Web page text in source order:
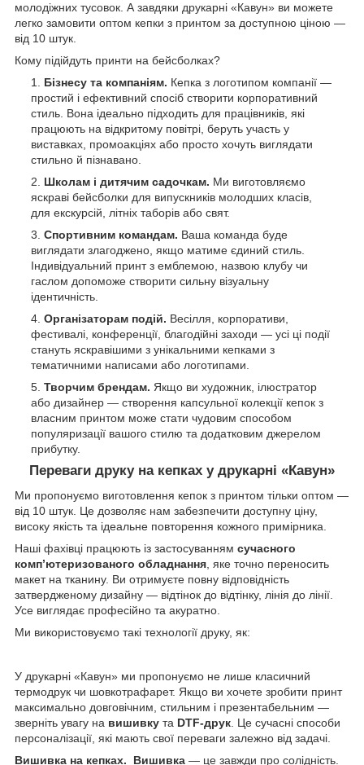
молодіжних тусовок. А завдяки друкарні «Кавун» ви можете
легко замовити оптом кепки з принтом за доступною ціною —
від 10 штук.
Кому підійдуть принти на бейсболках?
Бізнесу та компаніям. Кепка з логотипом компанії —
простий і ефективний спосіб створити корпоративний
стиль. Вона ідеально підходить для працівників, які
працюють на відкритому повітрі, беруть участь у
виставках, промоакціях або просто хочуть виглядати
стильно й пізнавано.
Школам і дитячим садочкам. Ми виготовляємо
яскраві бейсболки для випускників молодших класів,
для екскурсій, літніх таборів або свят.
Спортивним командам. Ваша команда буде
виглядати злагоджено, якщо матиме єдиний стиль.
Індивідуальний принт з емблемою, назвою клубу чи
гаслом допоможе створити сильну візуальну
ідентичність.
Організаторам подій. Весілля, корпоративи,
фестивалі, конференції, благодійні заходи — усі ці події
стануть яскравішими з унікальними кепками з
тематичними написами або логотипами.
Творчим брендам. Якщо ви художник, ілюстратор
або дизайнер — створення капсульної колекції кепок з
власним принтом може стати чудовим способом
популяризації вашого стилю та додатковим джерелом
прибутку.
Переваги друку на кепках у друкарні «Кавун»
Ми пропонуємо виготовлення кепок з принтом тільки оптом —
від 10 штук. Це дозволяє нам забезпечити доступну ціну,
високу якість та ідеальне повторення кожного примірника.
Наші фахівці працюють із застосуванням сучасного
комп’ютеризованого обладнання, яке точно переносить
макет на тканину. Ви отримуєте повну відповідність
затвердженому дизайну — відтінок до відтінку, лінія до лінії.
Усе виглядає професійно та акуратно.
Ми використовуємо такі технології друку, як:
У друкарні «Кавун» ми пропонуємо не лише класичний
термодрук чи шовкотрафарет. Якщо ви хочете зробити принт
максимально довговічним, стильним і презентабельним —
зверніть увагу на вишивку та DTF-друк. Це сучасні способи
персоналізації, які мають свої переваги залежно від задачі.
Вишивка на кепках. Вишивка — це завжди про солідність.